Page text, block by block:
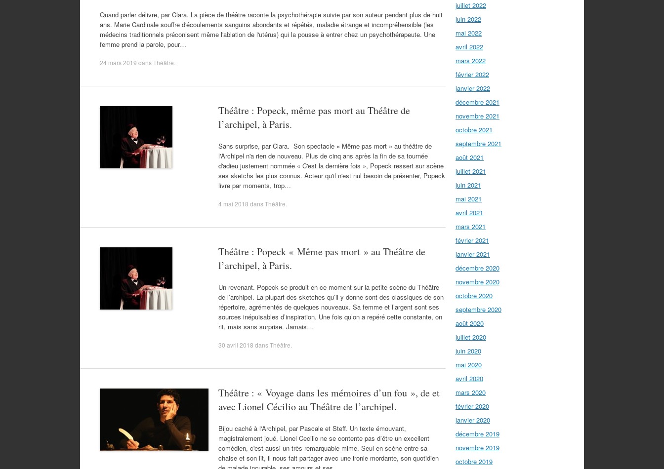
Quand parler délivre, par Clara. La pièce de théâtre raconte la psychothérapie suivie par son auteur pendant plus de huit
ans. Marie Cardinale souffre d'écoulements sanguins abondants et répétés, maladie étrange et incompréhensible (les
médecins traditionnels préconisent même l'ablation de l'utérus) qui la pousse à entrer chez un psychothérapeute. Une
femme prend la parole, pour…
24 mars 2019 dansThéâtre
Théâtre : Popeck, même pas mort au Théâtre de
l’archipel, à Paris.
Sans surprise, par Clara. Son spectacle « Même pas mort » au théâtre de
l'Archipel n'a rien de nouveau. Plus de cinq ans après la fin de sa tournée
d'adieu justement nommée « C'est la dernière fois », Popeck ressert sur scène
ses sketchs les plus connus. Acteur qu'il n'est nul besoin de présenter, Popeck
livre par moments, trop…
4 mai 2018 dansThéâtre
Théâtre : Popeck « Même pas mort » au Théâtre de
l’archipel, à Paris.
Un revenant. Popeck se produit en ce moment sur la petite scène du Théâtre
de l’archipel. La plupart des sketches qu’il y donne sont des classiques de son
répertoire, agrémentés de quelques nouveaux. Sa femme et l’argent sont ses
sources inépuisables d’inspiration. Une fois qu’on a repéré cette constante, on
rit, mais sans surprise. Jamais…
30 avril 2018 dansThéâtre
Théâtre : « Voyage dans les mémoires d’un fou », de et
avec Lionel Cécilio au Théâtre de l’archipel.
Bijou caché à l'Archipel, par Pascale et Steff. Un texte émouvant,
magistralement joué. Lionel Cecilio ne se contente pas d’être un excellent
comédien, c'est aussi un très remarquable mime. Seul en scène entre sa
chaise et son lit, il nous fait partager avec une ironie mordante, son quotidien
juillet 2022
juin 2022
mai 2022
avril 2022
mars 2022
février 2022
janvier 2022
décembre 2021
novembre 2021
octobre 2021
septembre 2021
août 2021
juillet 2021
juin 2021
mai 2021
avril 2021
mars 2021
février 2021
janvier 2021
décembre 2020
novembre 2020
octobre 2020
septembre 2020
août 2020
juillet 2020
juin 2020
mai 2020
avril 2020
mars 2020
février 2020
janvier 2020
décembre 2019
novembre 2019
octobre 2019